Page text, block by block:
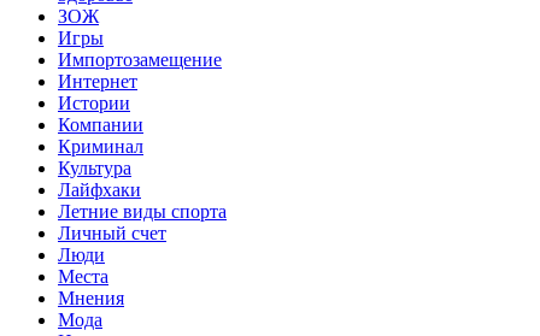
ЗОЖ
Игры
Импортозамещение
Интернет
Истории
Компании
Криминал
Культура
Лайфхаки
Летние виды спорта
Личный счет
Люди
Места
Мнения
Мода